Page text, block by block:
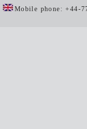
Mobile phone: +44-